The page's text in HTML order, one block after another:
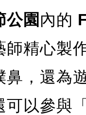
公園 內的
師精心製
鼻，還為
可以參與